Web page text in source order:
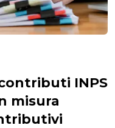
INPS
misura